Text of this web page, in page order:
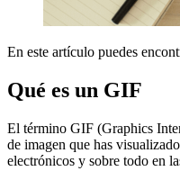
En este artículo puedes
Qué es un GIF
El término GIF (Graphics
de imagen que has
electrónicos y sobre todo en